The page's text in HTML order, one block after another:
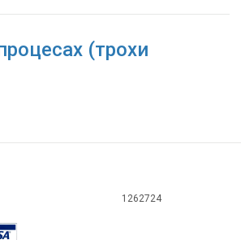
(трохи
1262724